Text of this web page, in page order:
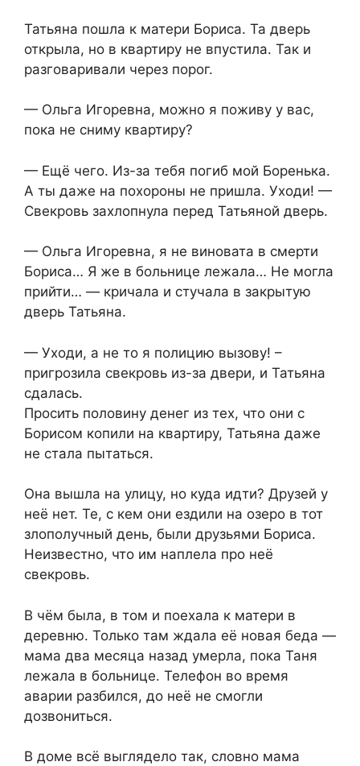
Татьяна пошла к матери Бориса. Та дверь
открыла, но в квартиру не впустила. Так и
разговаривали через порог.
— Ольга Игоревна, можно я поживу у вас,
пока не сниму квартиру?
— Ещё чего. Из-за тебя погиб мой Боренька.
А ты даже на похороны не пришла. Уходи! —
Свекровь захлопнула перед Татьяной дверь.
— Ольга Игоревна, я не виновата в смерти
Бориса… Я же в больнице лежала… Не могла
прийти… — кричала и стучала в закрытую
дверь Татьяна.
— Уходи, а не то я полицию вызову! –
пригрозила свекровь из-за двери, и Татьяна
сдалась.
Просить половину денег из тех, что они с
Борисом копили на квартиру, Татьяна даже
не стала пытаться.
Она вышла на улицу, но куда идти? Друзей у
неё нет. Те, с кем они ездили на озеро в тот
злополучный день, были друзьями Бориса.
Неизвестно, что им наплела про неё
свекровь.
В чём была, в том и поехала к матери в
деревню. Только там ждала её новая беда —
мама два месяца назад умерла, пока Таня
лежала в больнице. Телефон во время
аварии разбился, до неё не смогли
дозвониться.
В доме всё выглядело так, словно мама